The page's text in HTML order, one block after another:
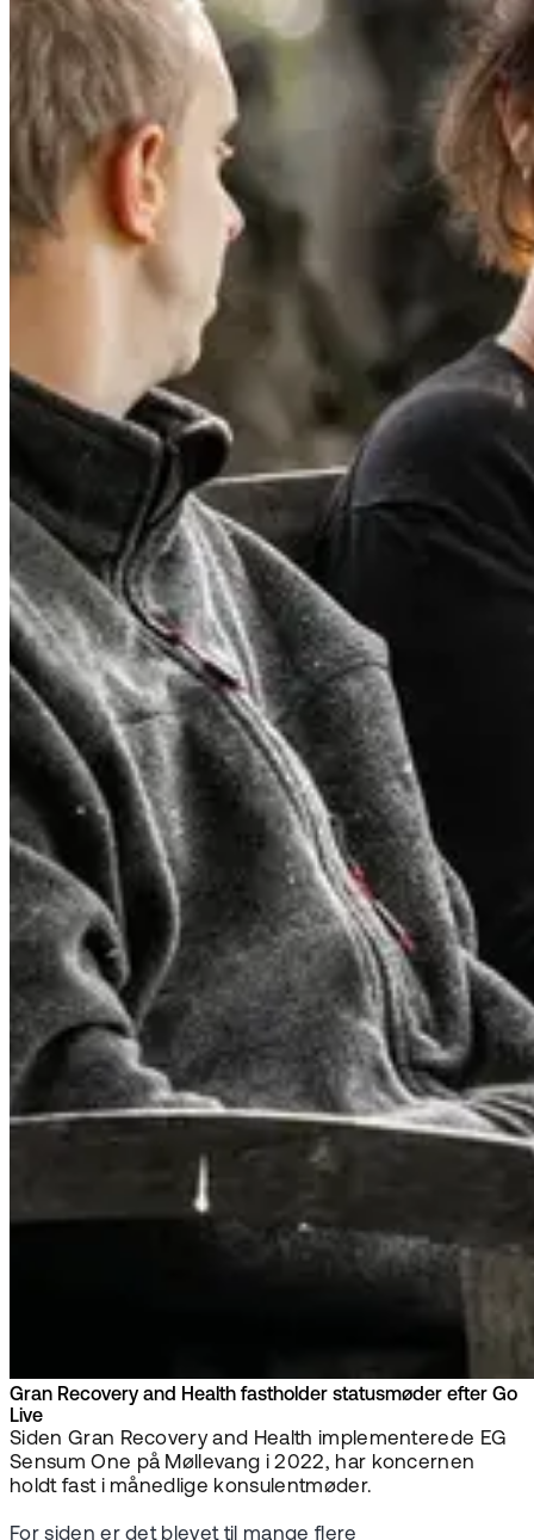
Gran Recovery and Health fastholder statusmøder efter Go
Live
Siden Gran Recovery and Health implementerede EG
Sensum One på Møllevang i 2022, har koncernen
holdt fast i månedlige konsulentmøder.
For siden er det blevet til mange flere